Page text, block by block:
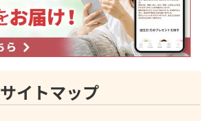
サイトマップ